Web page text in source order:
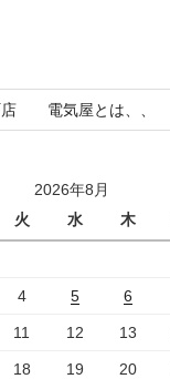
店 電気屋とは、、
2026年8月
火 水 木
4 5 6
11 12 13
18 19 20